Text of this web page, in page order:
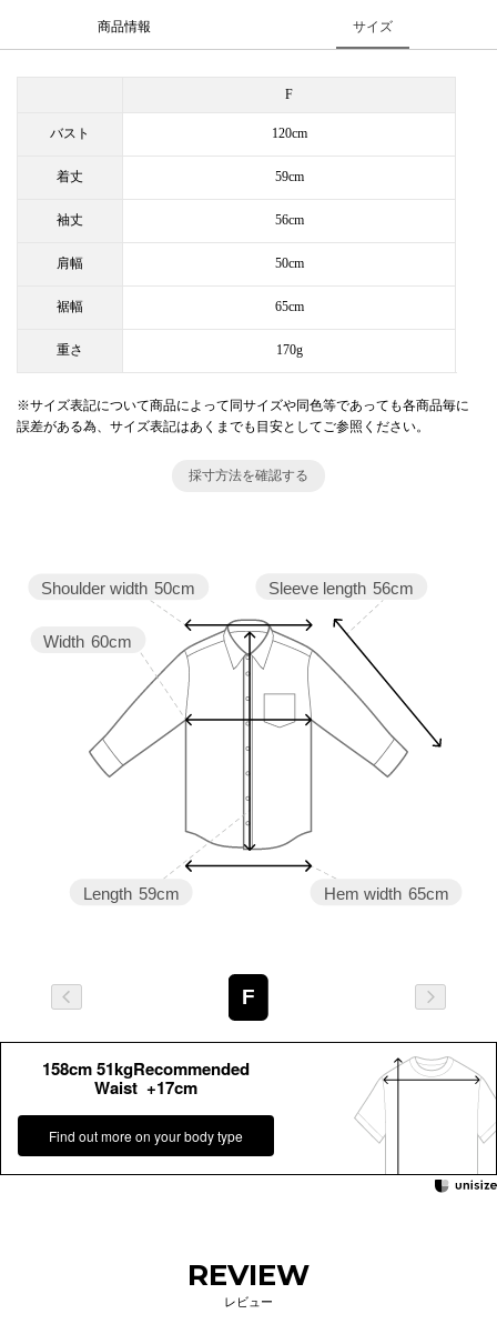
商品情報 サイズ
バスト
着丈
袖丈
肩幅
裾幅
重さ
F
120cm
59cm
56cm
50cm
65cm
170g
※サイズ表記について商品によって同サイズや同色等であっても各商品毎に
誤差がある為、サイズ表記はあくまでも目安としてご参照ください。
採寸方法を確認する
Hem width 65cm
Sleeve length 56cm
Length 59cm
Width 60cm
Shoulder width 50cm
F
158cm 51kgRecommended
Waist +17cm
Find out more on your body type
REVIEW
レビュー